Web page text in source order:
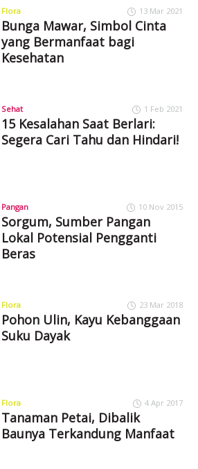
Flora 13 Mar 2021
Bunga Mawar, Simbol Cinta
yang Bermanfaat bagi
Kesehatan
Sehat 1 Feb 2021
15 Kesalahan Saat Berlari:
Segera Cari Tahu dan Hindari!
Pangan 10 Nov 2015
Sorgum, Sumber Pangan
Lokal Potensial Pengganti
Beras
Flora 23 Mar 2018
Pohon Ulin, Kayu Kebanggaan
Suku Dayak
Flora 4 Apr 2017
Tanaman Petai, Dibalik
Baunya Terkandung Manfaat